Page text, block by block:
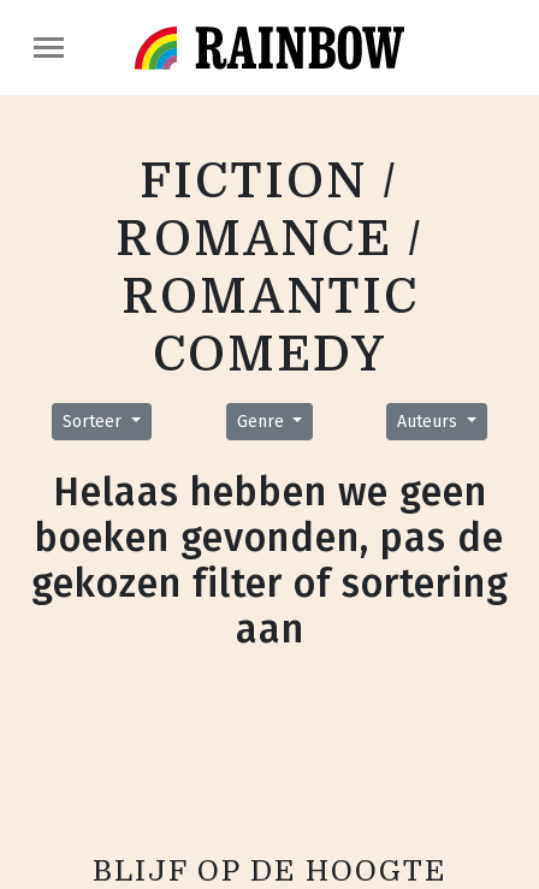
FICTION /
ROMANCE /
ROMANTIC
COMEDY
Sorteer Genre Auteurs
Helaas hebben we geen
boeken gevonden, pas de
gekozen filter of sortering
aan
BLIJF OP DE HOOGTE